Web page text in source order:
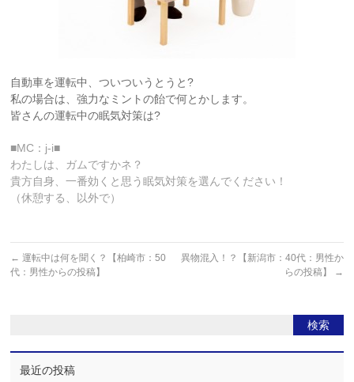
自動車を運転中、ついついうとうと?
私の場合は、強力なミントの飴で何とかします。
皆さんの運転中の眠気対策は?
■MC：j-i■
わたしは、ガムですかネ？
貴方自身、一番効くと思う眠気対策を選んでください！
（休憩する、以外で）
← 運転中は何を聞く？【柏崎市：50
代：男性からの投稿】
異物混入！？【新潟市：40代：男性か
らの投稿】
→
最近の投稿